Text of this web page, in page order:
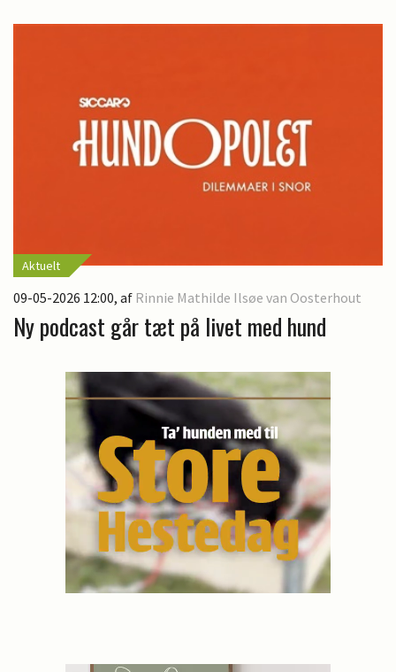
Aktuelt
09-05-2026 12:00, af Rinnie Mathilde Ilsøe van Oosterhout
Ny podcast går tæt på livet med hund